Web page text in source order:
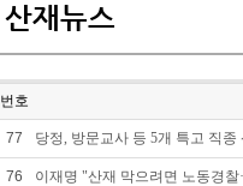
산재뉴스
번호
77 당정, 방문교사 등 5개 특고 직
76 이재명 "산재 막으려면 노동경